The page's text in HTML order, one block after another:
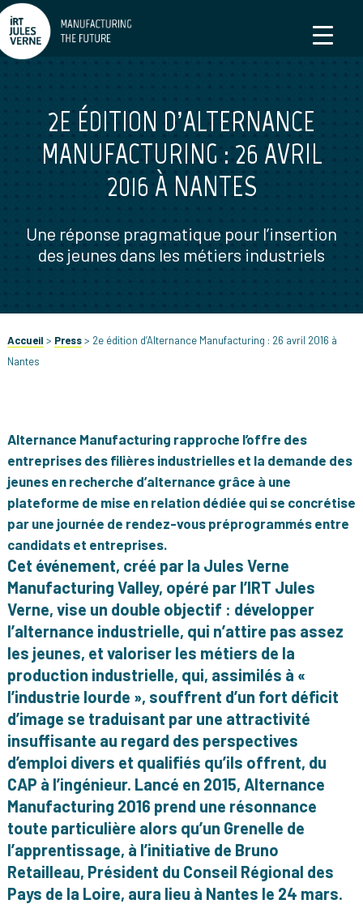
2E ÉDITION D’ALTERNANCE
MANUFACTURING : 26 AVRIL
2016 À NANTES
Une réponse pragmatique pour l’insertion
des jeunes dans les métiers industriels
Accueil > Press> 2e édition d’Alternance Manufacturing : 26 avril 2016 à
Nantes
Alternance Manufacturing rapproche l’offre des
entreprises des filières industrielles et la demande des
jeunes en recherche d’alternance grâce à une
plateforme de mise en relation dédiée qui se concrétise
par une journée de rendez-vous préprogrammés entre
candidats et entreprises.
Cet événement, créé par la Jules Verne
Manufacturing Valley, opéré par l’IRT Jules
Verne, vise un double objectif : développer
l’alternance industrielle, qui n’attire pas assez
les jeunes, et valoriser les métiers de la
production industrielle, qui, assimilés à «
l’industrie lourde », souffrent d’un fort déficit
d’image se traduisant par une attractivité
insuffisante au regard des perspectives
d’emploi divers et qualifiés qu’ils offrent, du
CAP à l’ingénieur. Lancé en 2015, Alternance
Manufacturing 2016 prend une résonnance
toute particulière alors qu’un Grenelle de
l’apprentissage, à l’initiative de Bruno
Retailleau, Président du Conseil Régional des
Pays de la Loire, aura lieu à Nantes le 24 mars.